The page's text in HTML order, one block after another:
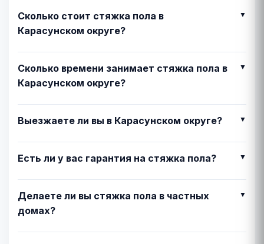
Сколько стоит стяжка пола в
Карасунском округе?
Сколько времени занимает стяжка пола в
Карасунском округе?
Выезжаете ли вы в Карасунском округе?
Есть ли у вас гарантия на стяжка пола?
Делаете ли вы стяжка пола в частных
домах?